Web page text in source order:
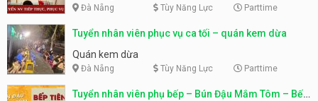
Đà Nẵng Tùy Năng Lực Parttime
Tuyển nhân viên phục vụ ca tối – quán kem dừa
Quán kem dừa
Đà Nẵng Tùy Năng Lực Parttime
Tuyển nhân viên phụ bếp – Bún Đậu Mắm Tôm – Bếp